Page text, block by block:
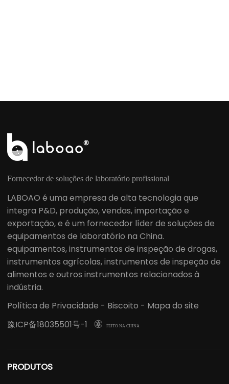
Fornecedor de soluções de laboratório profissional
LABOAO é uma empresa de alta tecnologia que
integra P&D, produção, vendas, importação e
exportação, e é um fornecedor líder de soluções de
equipamentos de laboratório na China.
equipamentos, instrumentos de inspeção de drogas,
instrumentos agrícolas, instrumentos de inspeção de
alimentos e outros instrumentos relacionados à
indústria.
Política de Privacidade - Biscoito - Mapa do site
豫ICP备18035501号-1
 FEITO NA CHINA
PRODUTOS